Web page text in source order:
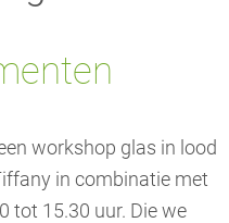
workshop glas in lood
in combinatie met
tot 15.30 uur. Die we